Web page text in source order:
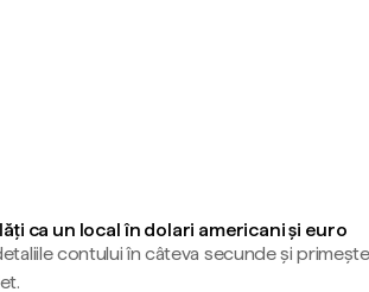
ca un local în dolari americani și euro
contului în câteva secunde și